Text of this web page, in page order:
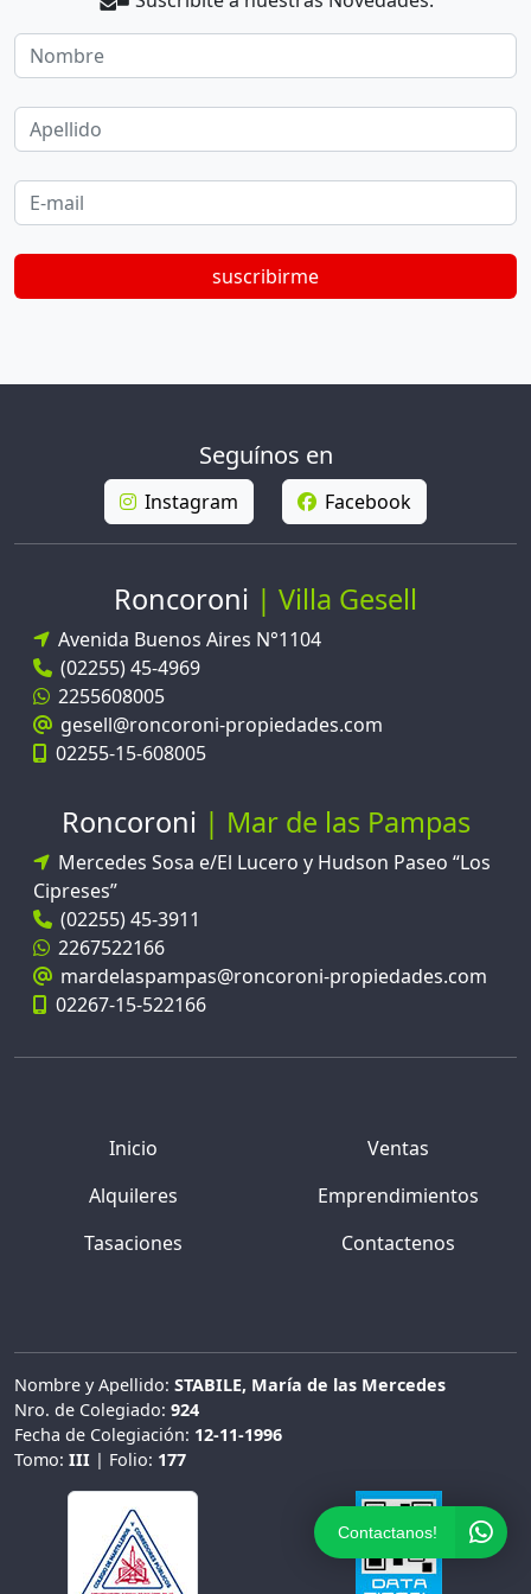
Nombre
Apellido
E-mail
suscribirme
Seguínos en
Instagram Facebook
Roncoroni Villa Gesell
Avenida Buenos Aires N°1104
(02255) 45-4969
2255608005
gesell@roncoroni-propiedades.com
02255-15-608005
Roncoroni Mar de las Pampas
Mercedes Sosa e/El Lucero y Hudson Paseo “Los
Cipreses”
(02255) 45-3911
2267522166
mardelaspampas@roncoroni-propiedades.com
02267-15-522166
Inicio
Ventas
Alquileres
Emprendimientos
Tasaciones
Contactenos
Nombre y Apellido: STABILE, María de las Mercedes
Nro. de Colegiado: 924
Fecha de Colegiación: 12-11-1996
Tomo: III | Folio: 177
Contactanos!